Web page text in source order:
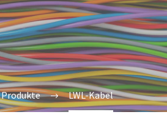
Produkte LWL-Kabel